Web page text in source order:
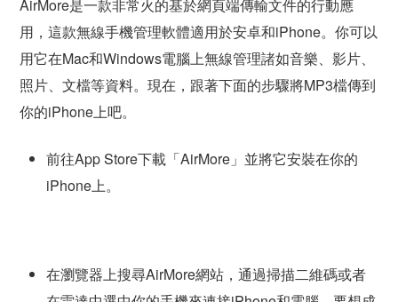
AirMore是一款非常火的基於網頁端傳輸文件的行動應
用，這款無線手機管理軟體適用於安卓和iPhone。你可以
用它在Mac和Windows電腦上無線管理諸如音樂、影片、
照片、文檔等資料。現在，跟著下面的步驟將MP3檔傳到
你的iPhone上吧。
前往App Store下載「AirMore」並將它安裝在你的
iPhone上。
在瀏覽器上搜尋AirMore網站，通過掃描二維碼或者